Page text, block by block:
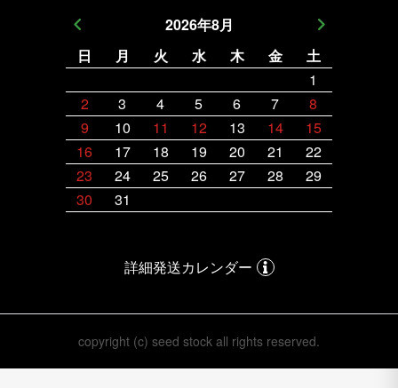
2026年8月
日
月 火 水 木 金
土
1
2
3 4 5 6 7
8
9
10 11 12 13 14
15
16
17 18 19 20 21
22
23
24 25 26 27 28
29
30
31
詳細発送カレンダー
copyright (c) seed stock all rights reserved.